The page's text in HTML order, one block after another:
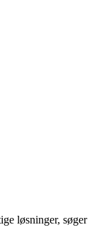
løsninger, søger